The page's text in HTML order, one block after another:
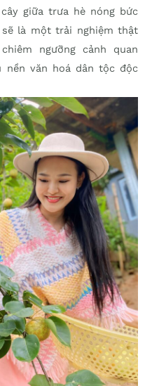
giữa trưa hè nóng bức
là một trải nghiệm thật
ngưỡng cảnh quan
nền văn hoá dân tộc độc